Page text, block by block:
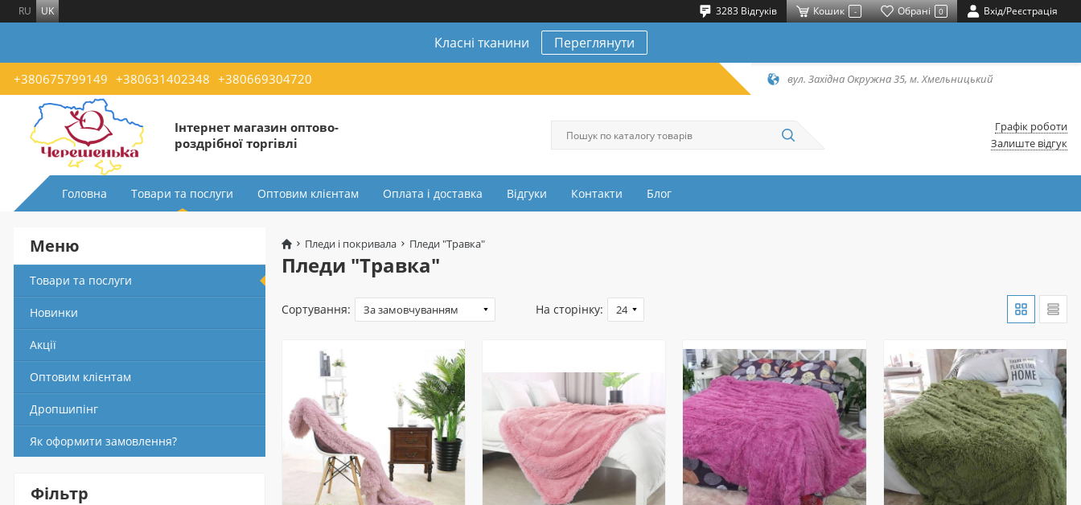
RU UK 3283 Відгуків Кошик - Обрані 0 Вхід/Реєстрація
Класні тканини Переглянути
+380675799149 +380631402348 +380669304720 вул. Західна Окружна 35, м. Хмельницький
Інтернет магазин оптово-
роздрібної торгівлі
Графік роботи
Залиште відгук
Головна Товари та послуги Оптовим клієнтам Оплата і доставка Відгуки Контакти Блог
Пледи і покривала Пледи "Травка"
Пледи "Травка"
Сортування: На сторінку:
Меню
Товари та послуги
Новинки
Акції
Оптовим клієнтам
Дропшипінг
Як оформити замовлення?
Фільтр